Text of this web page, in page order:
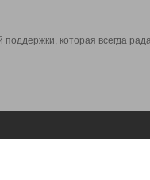
которая всегда